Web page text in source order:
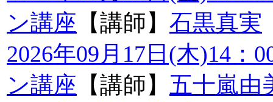
ン講座 【講師】 石黒真実
2026年09月17日(木)14
ン講座 【講師】 五十嵐由